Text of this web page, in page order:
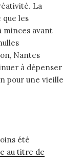
La
les
minces avant
Nantes
à dépenser
pour une vieille
été
au titre de